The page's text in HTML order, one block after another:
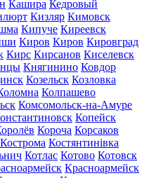
Кашира Кедровый
Кизляр Кимовск
Кипуче Киреевск
Киров Киров Кировград
Кирс Кирсанов Киселевск
Княгинино Ковдор
Козельск Козловка
Колпашево
Комсомольск-на-Амуре
Копейск
Короча Корсаков
Кострома Костянтинівка
Котлас Котово Котовск
Красноармейск